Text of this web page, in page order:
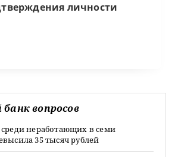
личности
вопросов
неработающих в семи
35 тысяч рублей